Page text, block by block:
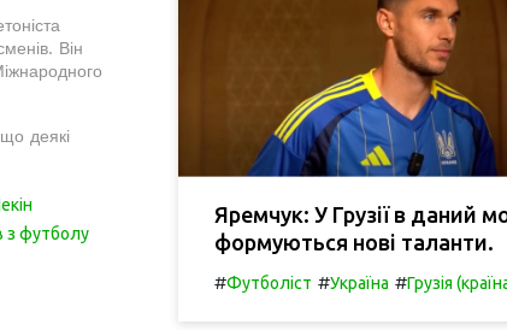
Він
деякі
з футболу
Яремчук: У Грузії в даний
формуються нові таланти.
#Футболіст #Україна #Грузія